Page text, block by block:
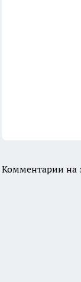
Комментарии на